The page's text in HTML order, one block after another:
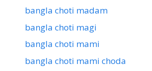
bangla choti madam
bangla choti magi
bangla choti mami
bangla choti mami choda